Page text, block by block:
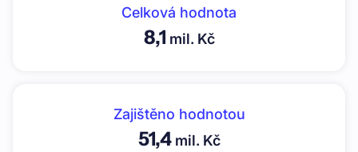
Celková hodnota
8,1 mil. Kč
Zajištěno hodnotou
51,4mil. Kč